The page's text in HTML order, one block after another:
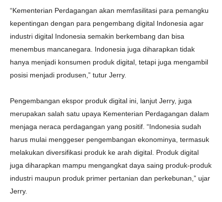
“Kementerian Perdagangan akan memfasilitasi para pemangku
kepentingan dengan para pengembang digital Indonesia agar
industri digital Indonesia semakin berkembang dan bisa
menembus mancanegara. Indonesia juga diharapkan tidak
hanya menjadi konsumen produk digital, tetapi juga mengambil
posisi menjadi produsen,” tutur Jerry.
Pengembangan ekspor produk digital ini, lanjut Jerry, juga
merupakan salah satu upaya Kementerian Perdagangan dalam
menjaga neraca perdagangan yang positif. “Indonesia sudah
harus mulai menggeser pengembangan ekonominya, termasuk
melakukan diversifikasi produk ke arah digital. Produk digital
juga diharapkan mampu mengangkat daya saing produk-produk
industri maupun produk primer pertanian dan perkebunan,” ujar
Jerry.